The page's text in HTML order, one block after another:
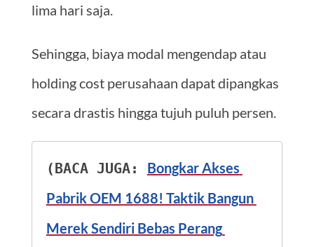
lima hari saja.
Sehingga, biaya modal mengendap atau
holding cost perusahaan dapat dipangkas
secara drastis hingga tujuh puluh persen.
(BACA JUGA: Bongkar Akses
Pabrik OEM 1688! Taktik Bangun
Merek Sendiri Bebas Perang